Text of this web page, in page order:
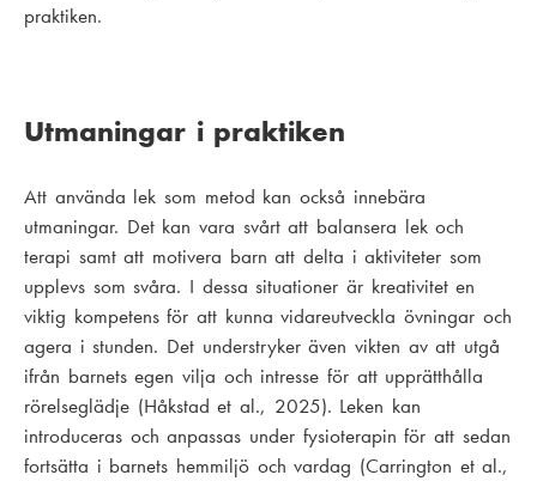
praktiken.
Utmaningar i praktiken
Att använda lek som metod kan också innebära
utmaningar. Det kan vara svårt att balansera lek och
terapi samt att motivera barn att delta i aktiviteter som
upplevs som svåra. I dessa situationer är kreativitet en
viktig kompetens för att kunna vidareutveckla övningar och
agera i stunden. Det understryker även vikten av att utgå
ifrån barnets egen vilja och intresse för att upprätthålla
rörelseglädje (Håkstad et al., 2025). Leken kan
introduceras och anpassas under fysioterapin för att sedan
fortsätta i barnets hemmiljö och vardag (Carrington et al.,